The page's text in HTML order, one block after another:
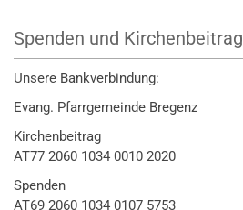
Spenden und Kirchenbeitrag
Unsere Bankverbindung:
Evang. Pfarrgemeinde Bregenz
Kirchenbeitrag
AT77 2060 1034 0010 2020
Spenden
AT69 2060 1034 0107 5753